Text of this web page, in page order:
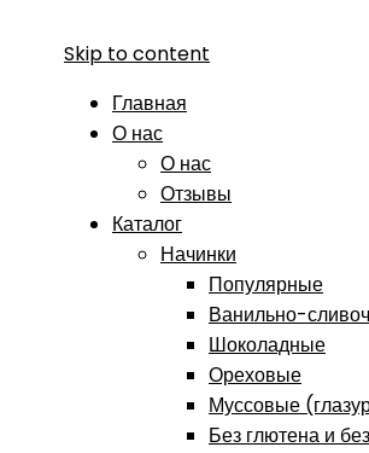
Skip to content
Главная
О нас
О нас
Отзывы
Каталог
Начинки
Популярные
Ванильно-
Шоколадные
Ореховые
Муссовые
Без глютена и